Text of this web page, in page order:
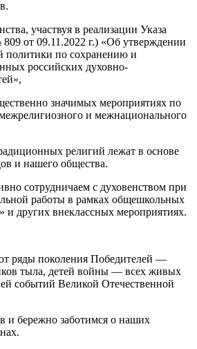
участвуя в реализации Указа
от 09.11.2022 г.) «Об утверждении
политики по сохранению и
российских духовно-
значимых мероприятиях по
и межнационального
религий лежат в основе
и нашего общества.
сотрудничаем с духовенством при
работы в рамках общешкольных
и других внеклассных мероприятиях.
ряды поколения Победителей —
тыла, детей войны — всех живых
событий Великой Отечественной
и бережно заботимся о наших